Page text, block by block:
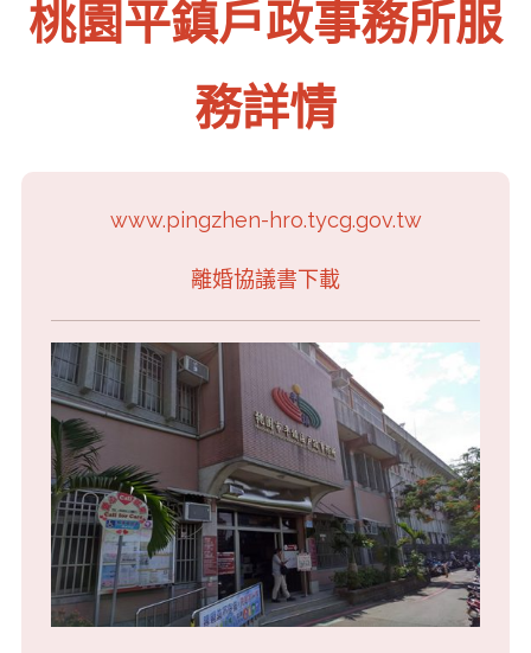
桃園平鎮戶政事務所服
務詳情
www.pingzhen-hro.tycg.gov.tw
離婚協議書下載